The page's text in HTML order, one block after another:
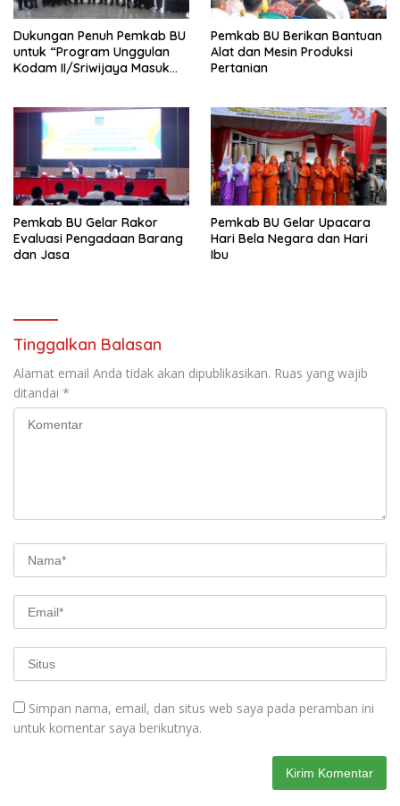
Dukungan Penuh Pemkab BU
untuk “Program Unggulan
Kodam II/Sriwijaya Masuk
Pemkab BU Berikan Bantuan
Alat dan Mesin Produksi
Pertanian
Pemkab BU Gelar Rakor
Evaluasi Pengadaan Barang
dan Jasa
Pemkab BU Gelar Upacara
Hari Bela Negara dan Hari
Ibu
Tinggalkan Balasan
Alamat email Anda tidak akan dipublikasikan. Ruas yang wajib
ditandai *
Simpan nama, email, dan situs web saya pada peramban ini
untuk komentar saya berikutnya.